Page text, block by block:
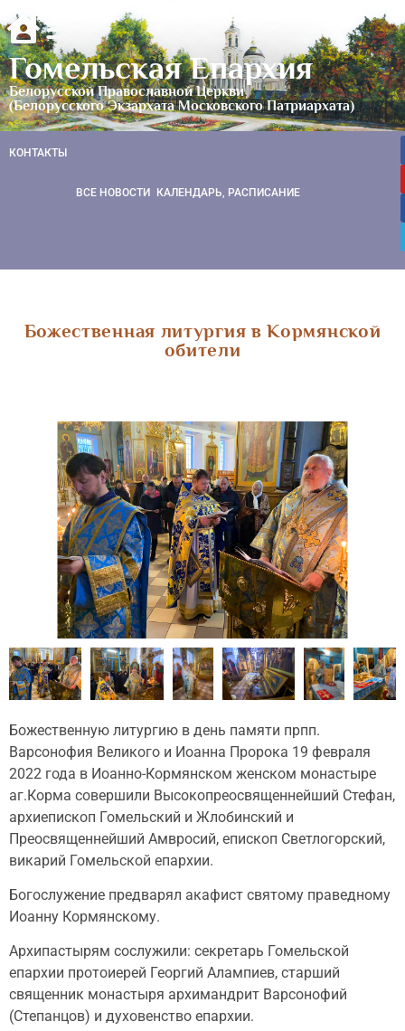
Гомельская Епархия
Белорусской Православной Церкви
(Белорусского Экзархата Московского Патриархата)
КОНТАКТЫ
ВСЕ НОВОСТИ КАЛЕНДАРЬ, РАСПИСАНИЕ
Божественная литургия в Кормянской
обители
Божественную литургию в день памяти прпп.
Варсонофия Великого и Иоанна Пророка 19 февраля
2022 года в Иоанно-Кормянском женском монастыре
аг.Корма совершили Высокопреосвященнейший Стефан,
архиепископ Гомельский и Жлобинский и
Преосвященнейший Амвросий, епископ Светлогорский,
викарий Гомельской епархии.
Богослужение предварял акафист святому праведному
Иоанну Кормянскому.
Архипастырям сослужили: секретарь Гомельской
епархии протоиерей Георгий Алампиев, старший
священник монастыря архимандрит Варсонофий
(Степанцов) и духовенство епархии.